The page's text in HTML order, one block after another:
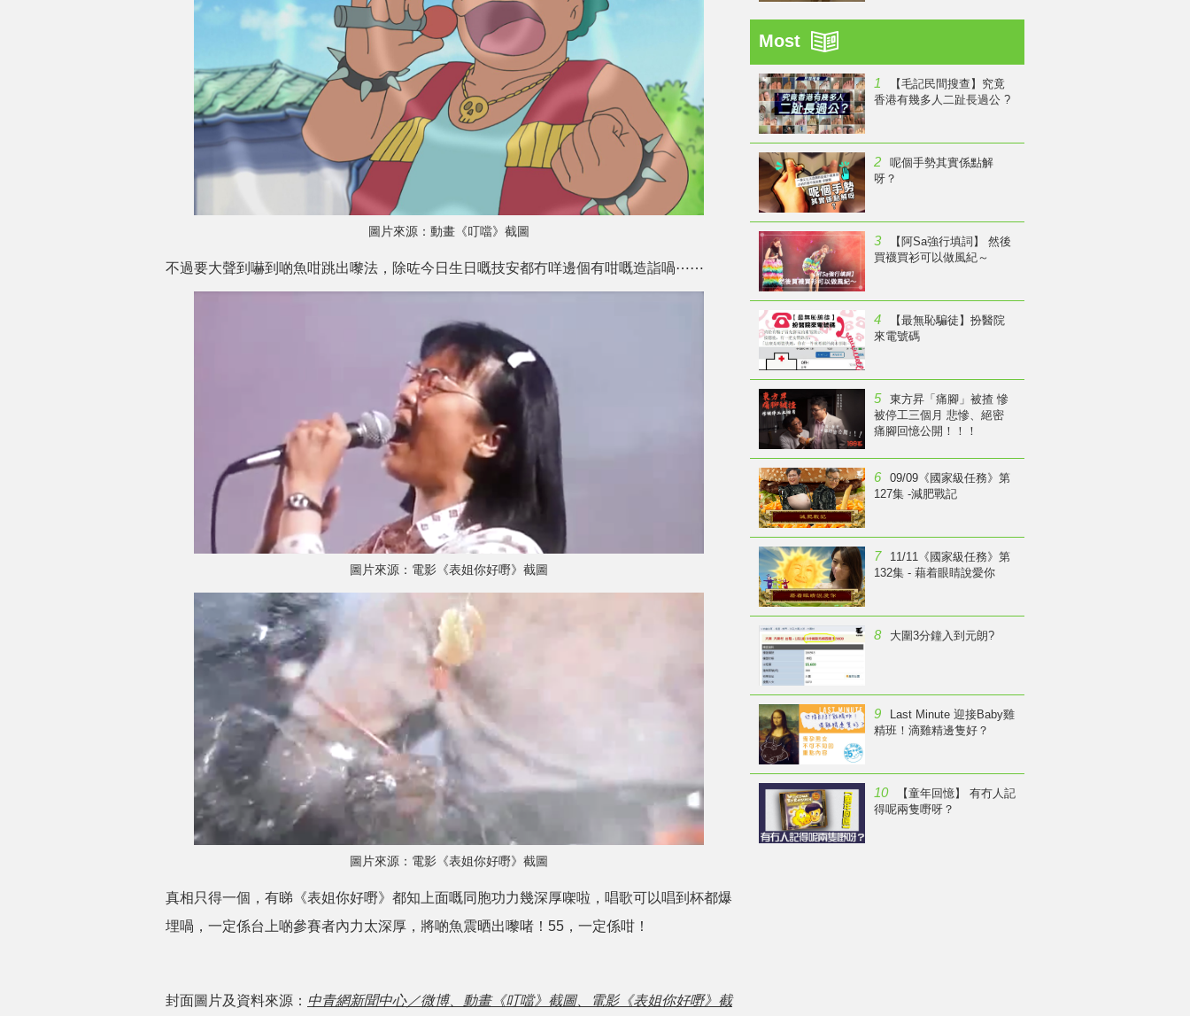
圖片來源：動畫《叮噹》截圖
不過要大聲到嚇到啲魚咁跳出嚟法，除咗今日生日嘅技安都冇咩邊個有咁嘅造詣喎⋯⋯
圖片來源：電影《表姐你好嘢》截圖
圖片來源：電影《表姐你好嘢》截圖
真相只得一個，有睇《表姐你好嘢》都知上面嘅同胞功力幾深厚㗎啦，唱歌可以唱到杯都爆
埋喎，一定係台上啲參賽者內力太深厚，將啲魚震晒出嚟啫！55，一定係咁！
封面圖片及資料來源： 中青網新聞中心／微博、動畫《叮噹》截圖、電影《表姐你好嘢》截
Most
1
【毛記民間搜查】究竟
香港有幾多人二趾長過公 ?
2
呢個手勢其實係點解
呀？
3
【阿Sa強行填詞】 然後
買襪買衫可以做風紀～
4
【最無恥騙徒】扮醫院
來電號碼
5
東方昇「痛腳」被揸 慘
被停工三個月 悲慘、絕密
痛腳回憶公開！！！
6
09/09《國家級任務》第
127集 -減肥戰記
7
11/11《國家級任務》第
132集 - 藉着眼睛說愛你
8 大圍3分鐘入到元朗?
9
Last Minute 迎接Baby雞
精班！滴雞精邊隻好？
10
【童年回憶】 有冇人記
得呢兩隻嘢呀？